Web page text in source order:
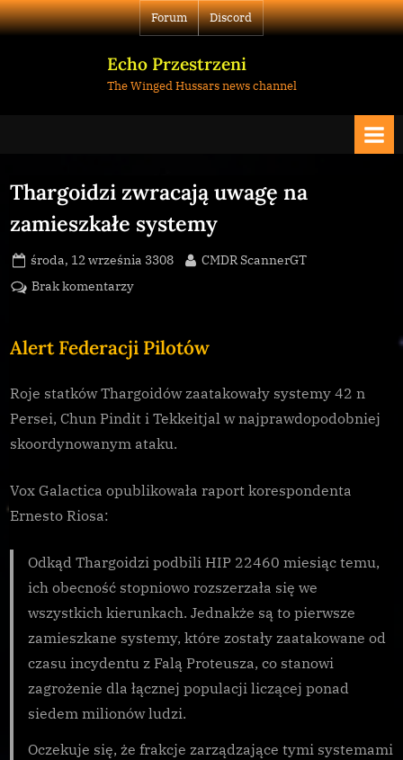
Skip
to
Forum Discord
Echo Przestrzeni
The Winged Hussars news channel
Thargoidzi zwracają uwagę na
zamieszkałe systemy
Posted
on
środa, 12 września 3308 By
CMDR ScannerGT
Brak komentarzydo
uwagę
zamieszkałe
systemy
Alert Federacji Pilotów
Roje statków Thargoidów zaatakowały systemy 42 n
Persei, Chun Pindit i Tekkeitjal w najprawdopodobniej
skoordynowanym ataku.
Vox Galactica opublikowała raport korespondenta
Ernesto Riosa:
Odkąd Thargoidzi podbili HIP 22460 miesiąc temu,
ich obecność stopniowo rozszerzała się we
wszystkich kierunkach. Jednakże są to pierwsze
zamieszkane systemy, które zostały zaatakowane od
czasu incydentu z Falą Proteusza, co stanowi
zagrożenie dla łącznej populacji liczącej ponad
siedem milionów ludzi.
Oczekuje się, że frakcje zarządzające tymi systemami